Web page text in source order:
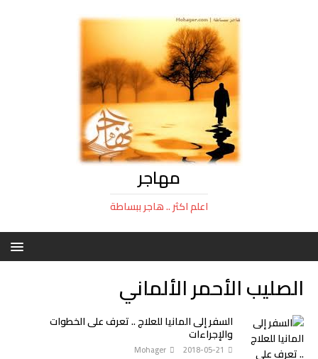
مهاجر
اعلم اكثر .. هاجر ببساطة
الصليب الأحمر الألماني
السفر إلى المانيا للعلاج .. تعرف على الخطوات
والإجراءات
2018-05-21
Mohager